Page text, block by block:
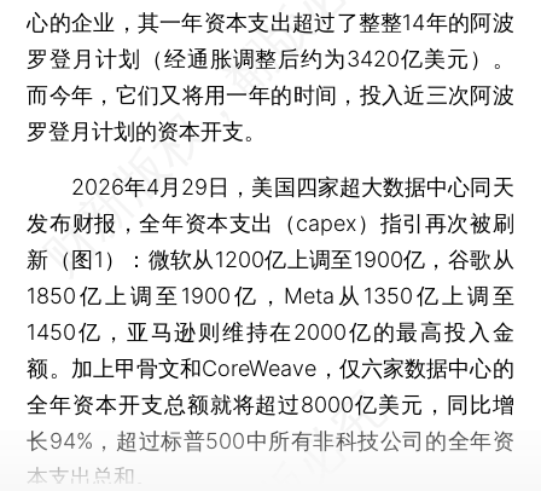
心的企业，其一年资本支出超过了整整14年的阿波
罗登月计划（经通胀调整后约为3420亿美元）。
而今年，它们又将用一年的时间，投入近三次阿波
罗登月计划的资本开支。
2026年4月29日，美国四家超大数据中心同天
发布财报，全年资本支出（capex）指引再次被刷
新（图1）：微软从1200亿上调至1900亿，谷歌从
1850亿上调至1900亿，Meta从1350亿上调至
1450亿，亚马逊则维持在2000亿的最高投入金
额。加上甲骨文和CoreWeave，仅六家数据中心的
全年资本开支总额就将超过8000亿美元，同比增
长94%，超过标普500中所有非科技公司的全年资
本支出总和。